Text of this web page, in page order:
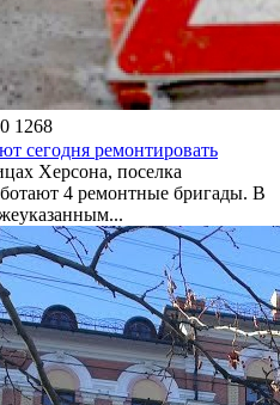
0 1268
сегодня ремонтировать
Херсона, поселка
4 ремонтные бригады. В